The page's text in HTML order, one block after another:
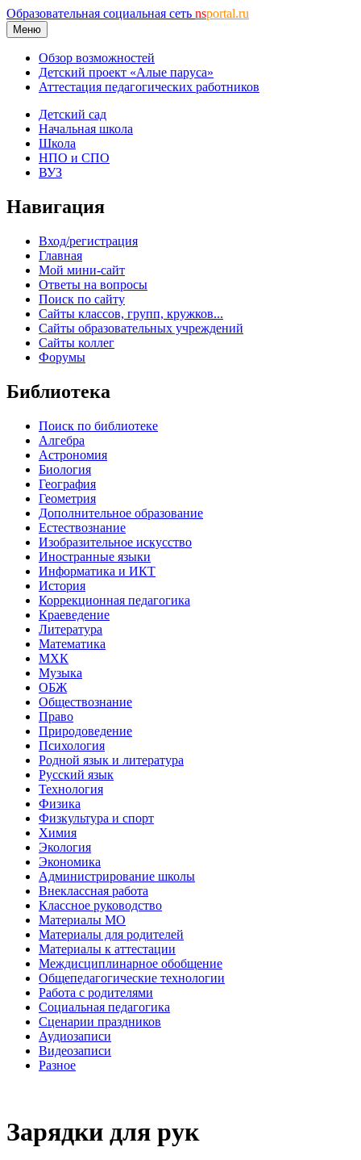
Образовательная социальная сеть nsportal.ru
Меню
Обзор возможностей
Детский проект «Алые паруса»
Аттестация педагогических работников
Детский сад
Начальная школа
Школа
НПО и СПО
ВУЗ
Навигация
Вход/регистрация
Главная
Мой мини-сайт
Ответы на вопросы
Поиск по сайту
Сайты классов, групп, кружков...
Сайты образовательных учреждений
Сайты коллег
Форумы
Библиотека
Поиск по библиотеке
Алгебра
Астрономия
Биология
География
Геометрия
Дополнительное образование
Естествознание
Изобразительное искусство
Иностранные языки
Информатика и ИКТ
История
Коррекционная педагогика
Краеведение
Литература
Математика
МХК
Музыка
ОБЖ
Обществознание
Право
Природоведение
Психология
Родной язык и литература
Русский язык
Технология
Физика
Физкультура и спорт
Химия
Экология
Экономика
Администрирование школы
Внеклассная работа
Классное руководство
Материалы МО
Материалы для родителей
Материалы к аттестации
Междисциплинарное обобщение
Общепедагогические технологии
Работа с родителями
Социальная педагогика
Сценарии праздников
Аудиозаписи
Видеозаписи
Разное
Зарядки для рук